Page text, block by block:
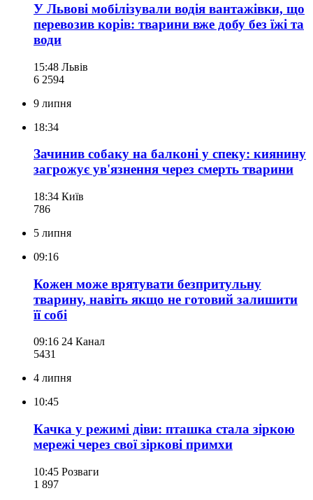
У Львові мобілізували водія вантажівки, що
перевозив корів: тварини вже добу без їжі та
води
15:48 Львів
6 2594
9 липня
18:34
Зачинив собаку на балконі у спеку: киянину
загрожує ув'язнення через смерть тварини
18:34 Київ
786
5 липня
09:16
Кожен може врятувати безпритульну
тварину, навіть якщо не готовий залишити
її собі
09:16 24 Канал
5431
4 липня
10:45
Качка у режимі діви: пташка стала зіркою
мережі через свої зіркові примхи
10:45 Розваги
1 897